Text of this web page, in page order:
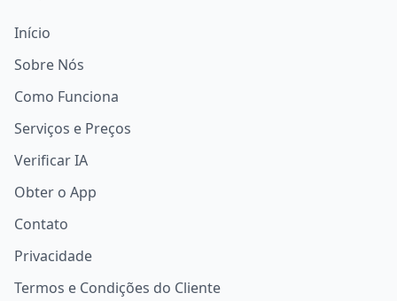
Início
Sobre Nós
Como Funciona
Serviços e Preços
Verificar IA
Obter o App
Contato
Privacidade
Termos e Condições do Cliente